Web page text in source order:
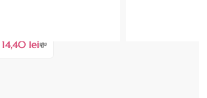
14,40 lei💸